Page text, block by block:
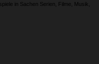
in Sachen Serien, Filme, Musik,